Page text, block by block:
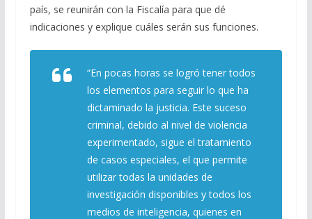
país, se reunirán con la Fiscalía para que dé
indicaciones y explique cuáles serán sus funciones.
“En pocas horas se logró tener todos
los elementos para seguir lo que ha
dictaminado la justicia. Este suceso
criminal, debido al nivel de violencia
experimentado, sigue el tratamiento
de casos especiales, el que permite
utilizar todas la unidades de
investigación disponibles y todos los
medios de inteligencia, quienes en